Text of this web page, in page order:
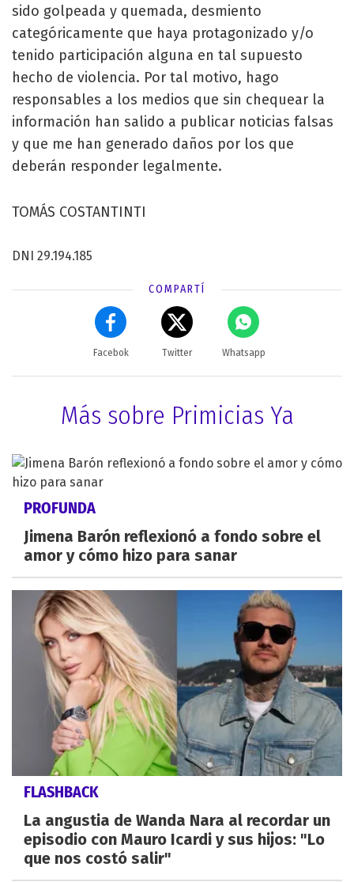
sido golpeada y quemada, desmiento
categóricamente que haya protagonizado y/o
tenido participación alguna en tal supuesto
hecho de violencia. Por tal motivo, hago
responsables a los medios que sin chequear la
información han salido a publicar noticias falsas
y que me han generado daños por los que
deberán responder legalmente.
TOMÁS COSTANTINTI
DNI 29.194.185
COMPARTÍ
Facebok Twitter Whatsapp
Más sobre Primicias Ya
PROFUNDA
Jimena Barón reflexionó a fondo sobre el
amor y cómo hizo para sanar
FLASHBACK
La angustia de Wanda Nara al recordar un
episodio con Mauro Icardi y sus hijos: "Lo
que nos costó salir"